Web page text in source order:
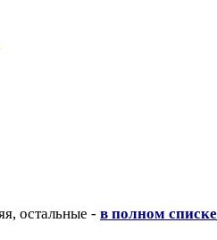
остальные - в полном списке